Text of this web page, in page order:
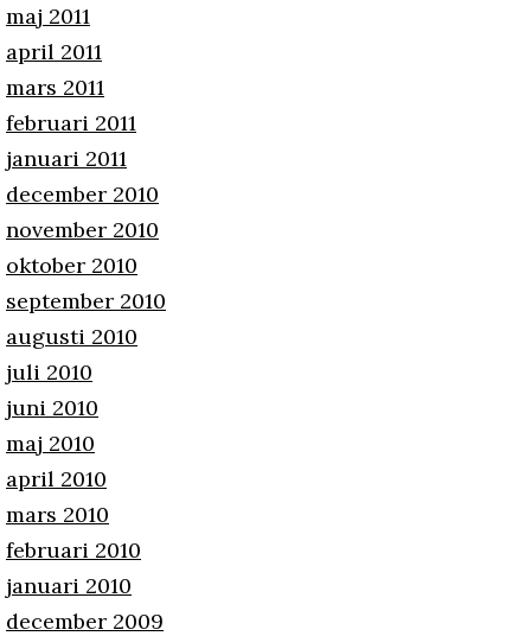
maj 2011
april 2011
mars 2011
februari 2011
januari 2011
december 2010
november 2010
oktober 2010
september 2010
augusti 2010
juli 2010
juni 2010
maj 2010
april 2010
mars 2010
februari 2010
januari 2010
december 2009